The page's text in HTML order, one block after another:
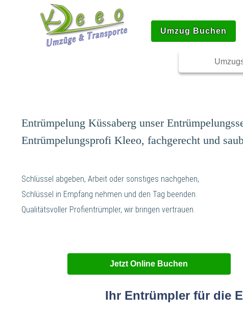
Umzug Buchen
Entrümpelung Küssaberg unser
Entrümpelungsprofi Kleeo, fachgerecht und
Schlüssel abgeben, Arbeit oder sonstiges nachgehen,
Schlüssel in Empfang nehmen und den Tag beenden.
Qualitätsvoller Profientrümpler, wir bringen vertrauen.
Jetzt Online Buchen
Ihr Entrümpler für die